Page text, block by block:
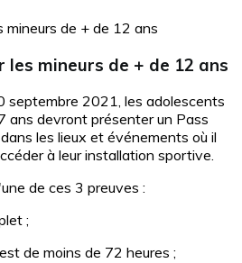
mineurs de + de 12 ans
septembre 2021, les adolescents
ans devront présenter un Pass
les lieux et événements où il
à leur installation sportive.
de ces 3 preuves :
;
de moins de 72 heures ;